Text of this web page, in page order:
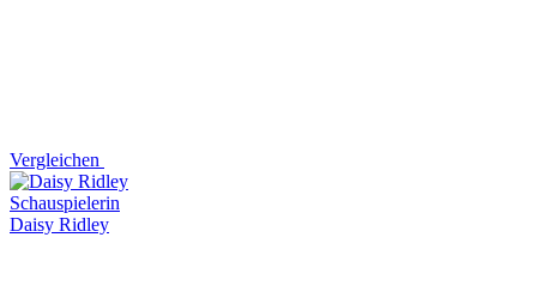
Vergleichen
Schauspielerin
Daisy Ridley